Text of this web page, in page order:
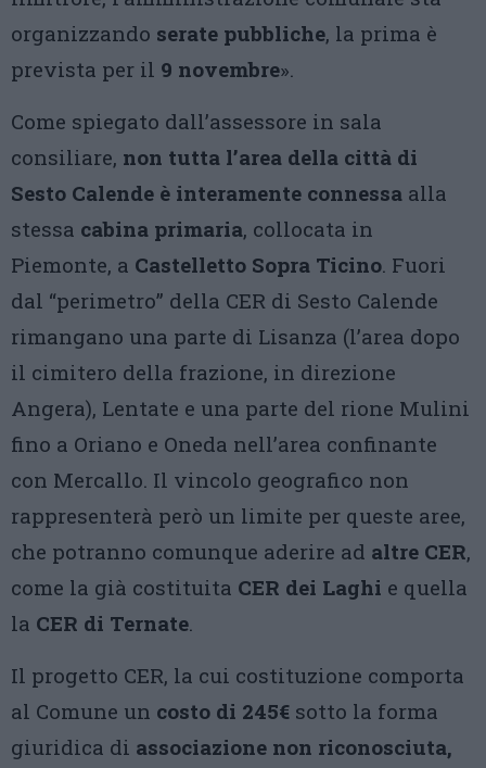
organizzando serate pubbliche, la prima è
prevista per il 9 novembre».
Come spiegato dall’assessore in sala
consiliare, non tutta l’area della città di
Sesto Calende è interamente connessa alla
stessa cabina primaria, collocata in
Piemonte, a Castelletto Sopra Ticino. Fuori
dal “perimetro” della CER di Sesto Calende
rimangano una parte di Lisanza (l’area dopo
il cimitero della frazione, in direzione
Angera), Lentate e una parte del rione Mulini
fino a Oriano e Oneda nell’area confinante
con Mercallo. Il vincolo geografico non
rappresenterà però un limite per queste aree,
che potranno comunque aderire ad altre CER,
come la già costituita CER dei Laghi e quella
la CER di Ternate.
Il progetto CER, la cui costituzione comporta
al Comune un costo di 245€ sotto la forma
giuridica di associazione non riconosciuta,